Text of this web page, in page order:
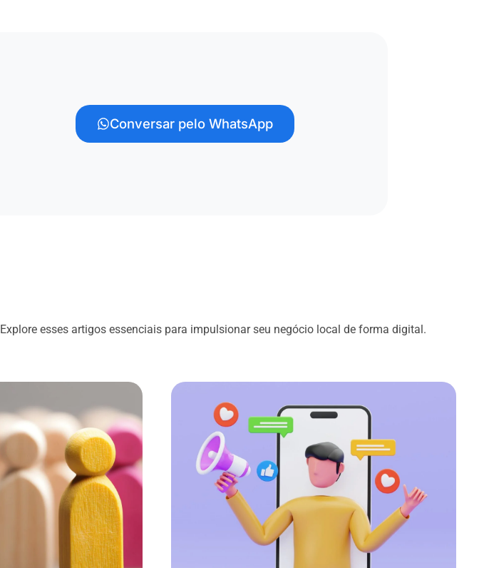
Conversar pelo WhatsApp
Explore esses artigos essenciais para impulsionar seu negócio local de forma digital.